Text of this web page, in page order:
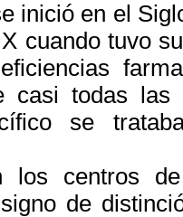
inició en el
cuando tuvo
casi todas las
se
los centros
de